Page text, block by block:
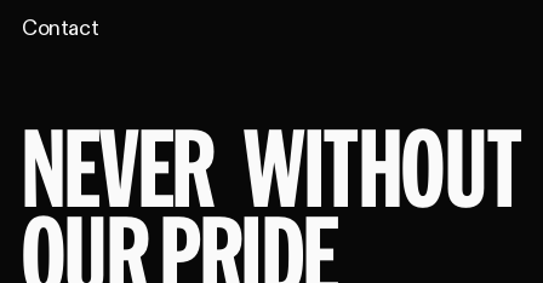
Contact
NEVER WITHOUT
OUR PRIDE